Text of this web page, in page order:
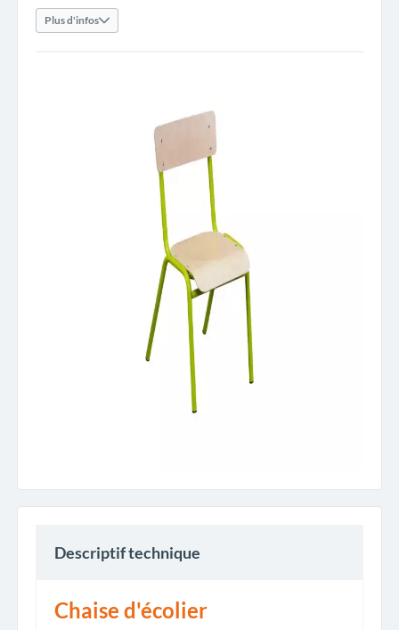
Plus d'infos
Descriptif technique
Chaise d'écolier